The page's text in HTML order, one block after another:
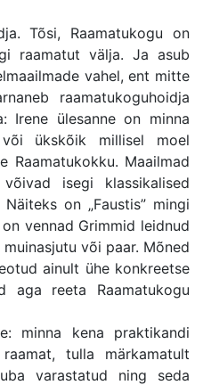
Tõsi, Raamatukogu on
raamatut välja. Ja asub
vahel, ent mitte
raamatukoguhoidja
Irene ülesanne on minna
ükskõik millisel moel
Raamatukokku. Maailmad
isegi klassikalised
on „Faustis” mingi
vennad Grimmid leidnud
või paar. Mõned
ainult ühe konkreetse
aga reeta Raamatukogu
minna kena praktikandi
tulla märkamatult
varastatud ning seda